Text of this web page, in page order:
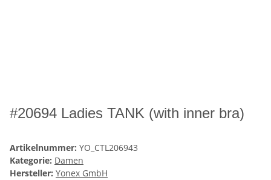
#20694 Ladies TANK (with inner bra)
Artikelnummer: YO_CTL206943
Kategorie: Damen
Hersteller: Yonex GmbH